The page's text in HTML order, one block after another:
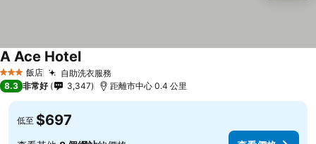
3 星級 飯店 自助洗衣服務
A Ace Hotel查看價格
8.3 非常好 3,347 距離市中心 0.4 公里
低至 $697